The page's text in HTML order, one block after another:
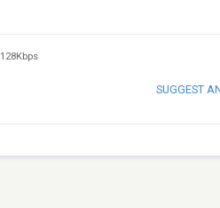
128Kbps
SUGGEST